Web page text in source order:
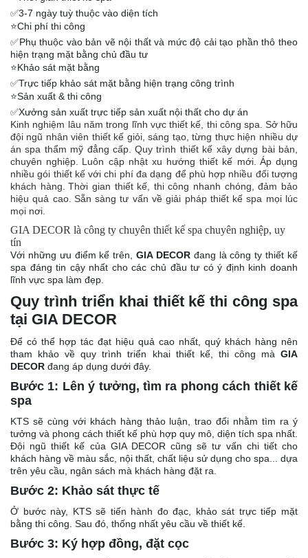
✅3-7 ngày tuỳ thuộc vào diện tích
⭐️Chi phí thi công
✅Phụ thuộc vào bản vẽ nội thất và mức độ cải tạo phần thô theo
hiện trạng mặt bằng chủ đầu tư
⭐️Khảo sát mặt bằng
✅Trực tiếp khảo sát mặt bằng hiện trạng công trình
⭐️Sản xuất & thi công
✅Xưởng sản xuất trực tiếp sản xuất nội thất cho dự án
Kinh nghiệm lâu năm trong lĩnh vực thiết kế, thi công spa. Sở hữu
đội ngũ nhân viên thiết kế giỏi, sáng tạo, từng thực hiện nhiều dự
án spa thẩm mỹ đẳng cấp. Quy trình thiết kế xây dựng bài bản,
chuyên nghiệp.
Luôn cập nhật xu hướng thiết kế mới. Áp dụng
nhiều gói thiết kế với chi phí đa dạng để phù hợp nhiều đối tượng
khách hàng. Thời gian thiết kế, thi công nhanh chóng, đảm bảo
hiệu quả cao. Sẵn sàng tư vấn về giải pháp thiết kế spa mọi lúc
mọi nơi.
GIA DECOR là công ty chuyên thiết kế spa chuyên nghiệp, uy
tín
Với những ưu điểm kể trên,GIADECORđang là công ty thiết kế
spa đáng tin cậy nhất cho các chủ đầu tư có ý định kinh doanh
lĩnh vực spa làm đẹp.
Quy trình triển khai thiết kế thi công spa
tại GIADECOR
Để có thể hợp tác đạt hiệu quả cao nhất, quý khách hàng nên
tham khảo về quy trình triển khai thiết kế, thi công mà GIA
DECOR đang áp dụng dưới đây.
Bước 1: Lên ý tưởng, tìm ra phong cách thiết kế
spa
KTS sẽ cùng với khách hàng thảo luận, trao đổi nhằm tìm ra ý
tưởng và phong cách thiết kế phù hợp quy mô, diện tích spa nhất.
Đội ngũ thiết kế của GIA DECOR cũng sẽ tư vấn chi tiết cho
khách hàng về màu sắc, nội thất, chất liệu sử dụng cho spa... dựa
trên yêu cầu, ngân sách mà khách hàng đặt ra.
Bước 2: Khảo sát thực tế
Ở bước này, KTS sẽ tiến hành đo đạc, khảo sát trực tiếp mặt
bằng thi công. Sau đó, thống nhất yêu cầu về thiết kế.
Bước 3: Ký hợp đồng, đặt cọc